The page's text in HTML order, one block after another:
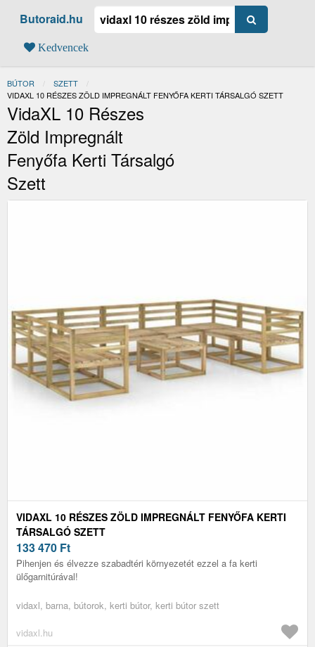
Butoraid.hu
Kedvencek
BÚTOR
SZETT
JELENLEGI:
VIDAXL 10 RÉSZES ZÖLD IMPREGNÁLT FENYŐFA KERTI TÁRSALGÓ SZETT
VidaXL 10 Részes
Zöld Impregnált
Fenyőfa Kerti Társalgó
Szett
VIDAXL 10 RÉSZES ZÖLD IMPREGNÁLT FENYŐFA KERTI
TÁRSALGÓ SZETT
133 470 Ft
Pihenjen és élvezze szabadtéri környezetét ezzel a fa kerti
ülőgarnitúrával!
vidaxl, barna, bútorok, kerti bútor, kerti bútor szett
vidaxl.hu